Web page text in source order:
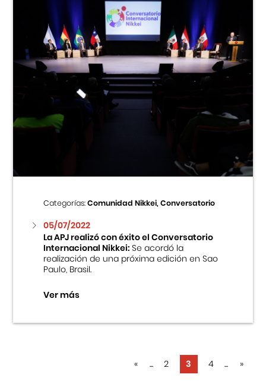
Categorías:Comunidad Nikkei, Conversatorio
05/07/2022
La APJ realizó con éxito el Conversatorio
Internacional Nikkei:Se acordó la
realización de una próxima edición en Sao
Paulo, Brasil.
Ver más
« ... 2 3 4 ... »